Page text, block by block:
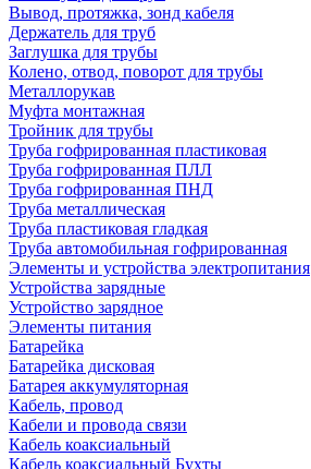
Вывод, протяжка, зонд кабеля
Держатель для труб
Заглушка для трубы
Колено, отвод, поворот для трубы
Металлорукав
Муфта монтажная
Тройник для трубы
Труба гофрированная пластиковая
Труба гофрированная ПЛЛ
Труба гофрированная ПНД
Труба металлическая
Труба пластиковая гладкая
Труба автомобильная гофрированная
Элементы и устройства электропитания
Устройства зарядные
Устройство зарядное
Элементы питания
Батарейка
Батарейка дисковая
Батарея аккумуляторная
Кабель, провод
Кабели и провода связи
Кабель коаксиальный
Кабель коаксиальный Бухты